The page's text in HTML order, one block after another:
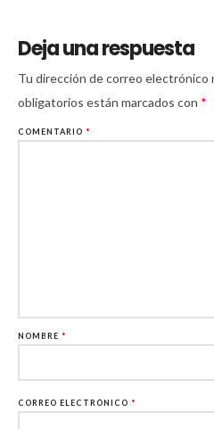
Deja una respuesta
Tu dirección de correo electrónico
obligatorios están marcados con *
COMENTARIO *
NOMBRE *
CORREO ELECTRÓNICO *